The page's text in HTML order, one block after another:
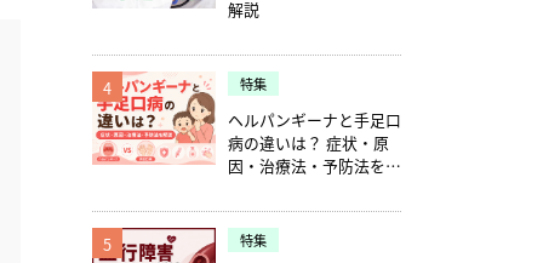
解説
4 特集
ヘルパンギーナと手足口
病の違いは？ 症状・原
因・治療法・予防法を解
5 特集